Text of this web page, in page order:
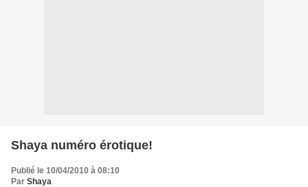
Shaya numéro érotique!
Publié le 10/04/2010 à 08:10
Par Shaya